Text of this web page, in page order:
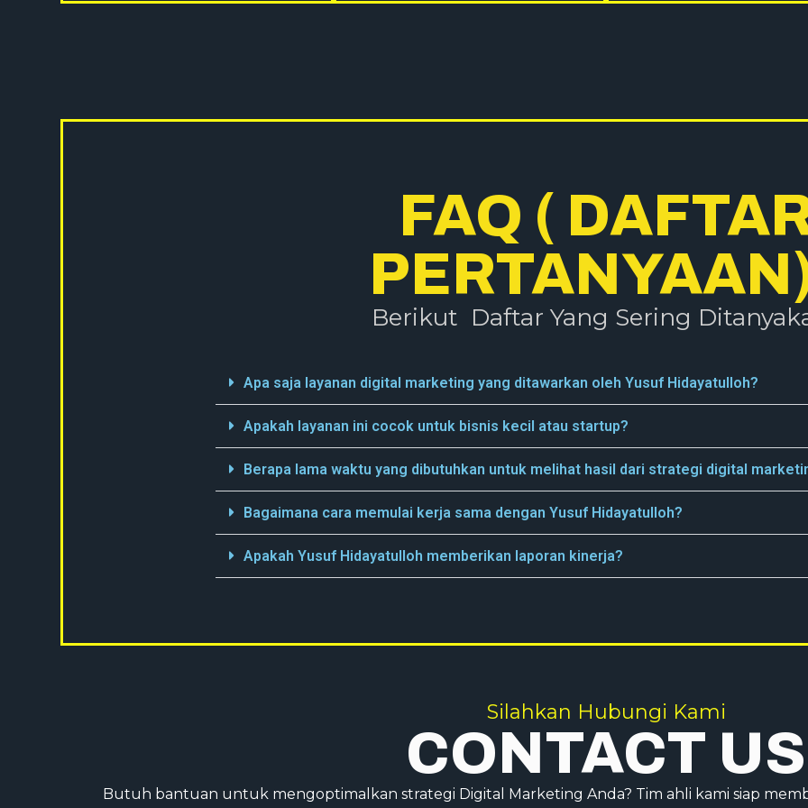
FAQ (
Berikut Daftar Yang Sering
Apa saja layanan digital marketing yang ditawarkan oleh Yusuf Hidayatulloh?
Apakah layanan ini cocok untuk bisnis kecil atau startup?
Berapa lama waktu yang dibutuhkan untuk melihat hasil dari strategi digital
Bagaimana cara memulai kerja sama dengan Yusuf Hidayatulloh?
Apakah Yusuf Hidayatulloh memberikan laporan kinerja?
Silahkan Hubungi Kami
CONTACT US
Butuh bantuan untuk mengoptimalkan strategi Digital Marketing Anda? Tim ahli kami siap